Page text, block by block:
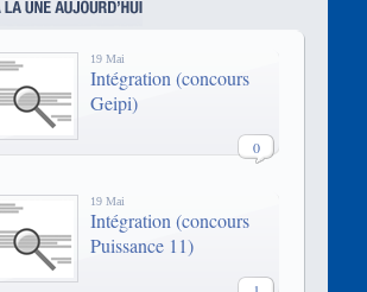
une formation d’ingénieurs
binationales et une formation par
apprentissage, toutes habilitées par
la CTI.
www.epf.fr/
19 Mai
Intégration (concours
Geipi)
0
19 Mai
Intégration (concours
Puissance 11)